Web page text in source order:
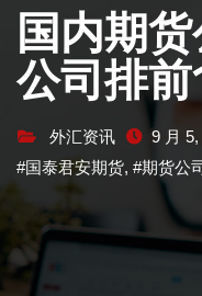
国内期
公司排前
外汇资讯 9 月
#国泰君安期货, #期货公